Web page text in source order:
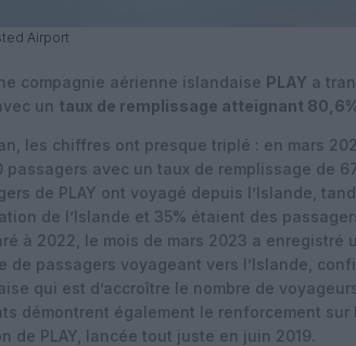
Airport
compagnie aérienne islandaise PLAY a
un taux de remplissage atteignant
les chiffres ont presque triplé : en mars
passagers avec un taux de remplissage de
de PLAY ont voyagé depuis l’Islande,
de l’Islande et 35% étaient des
à 2022, le mois de mars 2023 a
de passagers voyageant vers l’Islande,
qui est d’accroître le nombre de
démontrent également le renforcement
de PLAY, lancée tout juste en juin 2019.